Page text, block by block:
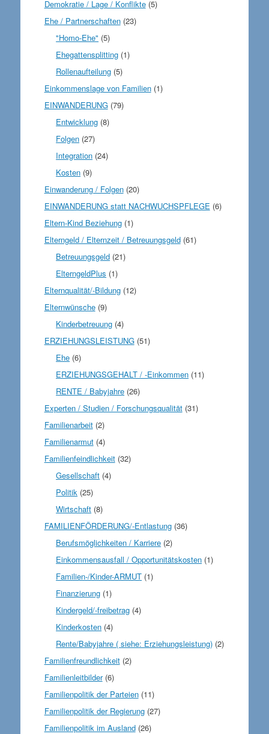
Demokratie / Lage / Konflikte(5)
Ehe / Partnerschaften(23)
"Homo-Ehe" (5)
Ehegattensplitting (1)
Rollenaufteilung (5)
Einkommenslage von Familien(1)
EINWANDERUNG(79)
Entwicklung (8)
Folgen (27)
Integration (24)
Kosten (9)
Einwanderung / Folgen(20)
EINWANDERUNG statt NACHWUCHSPFLEGE (6)
Eltern-Kind Beziehung(1)
Elterngeld / Elternzeit / Betreuungsgeld(61)
Betreuungsgeld (21)
ElterngeldPlus (1)
Elternqualität/-Bildung(12)
Elternwünsche(9)
Kinderbetreuung (4)
ERZIEHUNGSLEISTUNG(51)
Ehe (6)
ERZIEHUNGSGEHALT / -Einkommen (11)
RENTE / Babyjahre (26)
Experten / Studien / Forschungsqualität(31)
Familienarbeit(2)
Familienarmut(4)
Familienfeindlichkeit(32)
Gesellschaft (4)
Politik (25)
Wirtschaft (8)
FAMILIENFÖRDERUNG/-Entlastung(36)
Berufsmöglichkeiten / Karriere (2)
Einkommensausfall / Opportunitätskosten (1)
Familien-/Kinder-ARMUT (1)
Finanzierung (1)
Kindergeld/-freibetrag (4)
Kinderkosten (4)
Rente/Babyjahre ( siehe: Erziehungsleistung) (2)
Familienfreundlichkeit(2)
Familienleitbilder(6)
Familienpolitik der Parteien(11)
Familienpolitik der Regierung(27)
Familienpolitik im Ausland(26)